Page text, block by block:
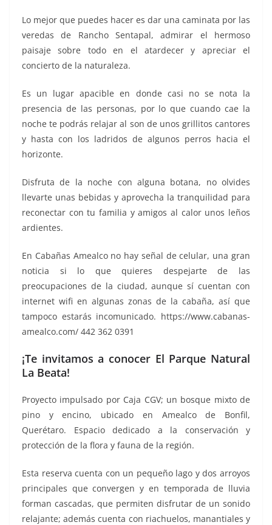
Lo mejor que puedes hacer es dar una caminata por las
veredas de Rancho Sentapal, admirar el hermoso
paisaje sobre todo en el atardecer y apreciar el
concierto de la naturaleza.
Es un lugar apacible en donde casi no se nota la
presencia de las personas, por lo que cuando cae la
noche te podrás relajar al son de unos grillitos cantores
y hasta con los ladridos de algunos perros hacia el
horizonte.
Disfruta de la noche con alguna botana, no olvides
llevarte unas bebidas y aprovecha la tranquilidad para
reconectar con tu familia y amigos al calor unos leños
ardientes.
En Cabañas Amealco no hay señal de celular, una gran
noticia si lo que quieres despejarte de las
preocupaciones de la ciudad, aunque sí cuentan con
internet wifi en algunas zonas de la cabaña, así que
tampoco estarás incomunicado. https://www.cabanas-
amealco.com/ 442 362 0391
¡Te invitamos a conocer El Parque Natural
La Beata!
Proyecto impulsado por Caja CGV; un bosque mixto de
pino y encino, ubicado en Amealco de Bonfil,
Querétaro. Espacio dedicado a la conservación y
protección de la flora y fauna de la región.
Esta reserva cuenta con un pequeño lago y dos arroyos
principales que convergen y en temporada de lluvia
forman cascadas, que permiten disfrutar de un sonido
relajante; además cuenta con riachuelos, manantiales y